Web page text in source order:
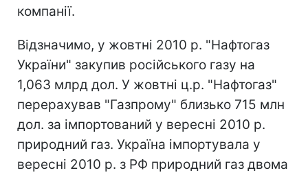
компанії.
Відзначимо, у жовтні 2010 р. "Нафтогаз
України" закупив російського газу на
1,063 млрд дол. У жовтні ц.р. "Нафтогаз"
перерахував "Газпрому" близько 715 млн
дол. за імпортований у вересні 2010 р.
природний газ. Україна імпортувала у
вересні 2010 р. з РФ природний газ двома